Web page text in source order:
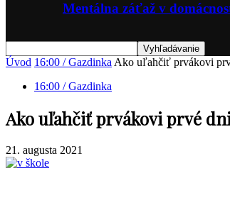
Mentálna záťaž v
Úvod 16:00 / Gazdinka Ako uľahčiť prvákovi
16:00 / Gazdinka
Ako uľahčiť prvákovi prvé
21. augusta 2021